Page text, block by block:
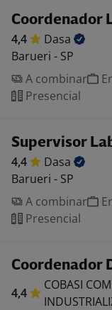
Coordenador
4,4
Dasa
Barueri - SP
A combinar
Presencial
Supervisor
4,4
Dasa
Barueri - SP
A combinar
Presencial
Coordenador
4,4
COBASI